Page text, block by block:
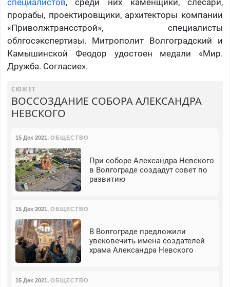
специалистов, среди них каменщики, слесари,
прорабы, проектировщики, архитекторы компании
«Приволжтрансстрой», специалисты
облгосэкспертизы. Митрополит Волгоградский и
Камышинской Феодор удостоен медали «Мир.
Дружба. Согласие».
СЮЖЕТ
ВОССОЗДАНИЕ СОБОРА АЛЕКСАНДРА
НЕВСКОГО
15 Дек 2021 , ОБЩЕСТВО
При соборе Александра Невского
в Волгограде создадут совет по
развитию
15 Дек 2021, ОБЩЕСТВО
В Волгограде предложили
увековечить имена создателей
храма Александра Невского
15 Дек 2021, ОБЩЕСТВО